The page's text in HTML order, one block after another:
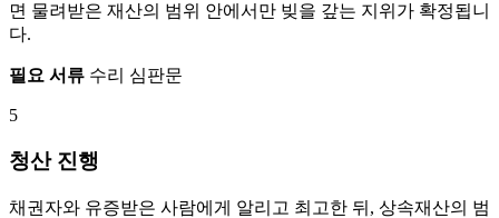
면 물려받은 재산의 범위 안에서만 빚을 갚는 지위가 확정됩니
다.
필요 서류 수리 심판문
5
청산 진행
채권자와 유증받은 사람에게 알리고 최고한 뒤, 상속재산의 범